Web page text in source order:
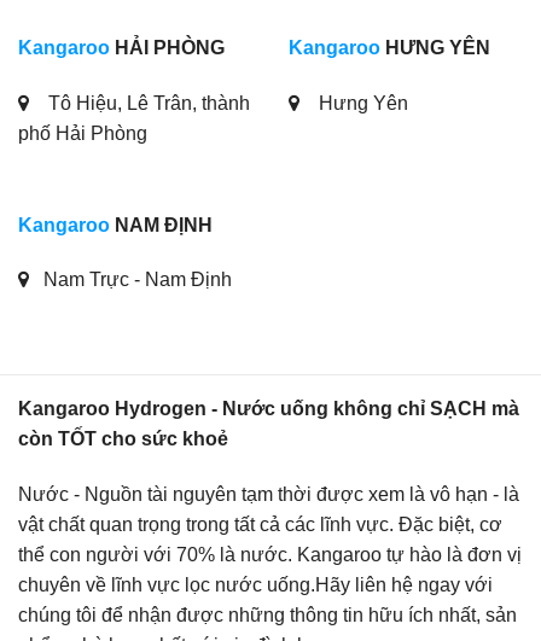
Kangaroo HẢI PHÒNG
Tô Hiệu, Lê Trân, thành
phố Hải Phòng
Kangaroo HƯNG YÊN
Hưng Yên
Kangaroo NAM ĐỊNH
Nam Trực - Nam Định
Kangaroo Hydrogen - Nước uống không chỉ SẠCH mà
còn TỐT cho sức khoẻ
Nước - Nguồn tài nguyên tạm thời được xem là vô hạn - là
vật chất quan trọng trong tất cả các lĩnh vực. Đặc biệt, cơ
thể con người với 70% là nước. Kangaroo tự hào là đơn vị
chuyên về lĩnh vực lọc nước uống.Hãy liên hệ ngay với
chúng tôi để nhận được những thông tin hữu ích nhất, sản